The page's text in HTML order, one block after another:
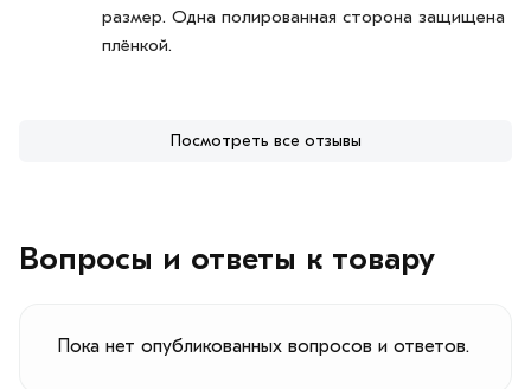
размер. Одна полированная сторона защищена
плёнкой.
Посмотреть все отзывы
Вопросы и ответы к товару
Пока нет опубликованных вопросов и ответов.